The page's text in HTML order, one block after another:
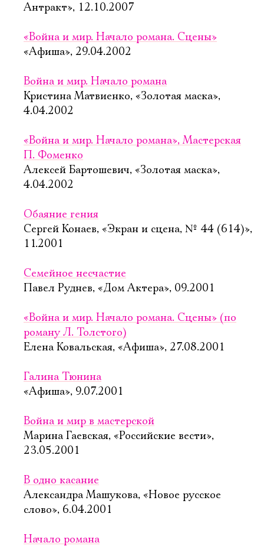
Антракт», 12.10.2007
«Война и мир. Начало романа. Сцены»
«Афиша», 29.04.2002
Война и мир. Начало романа
Кристина Матвиенко, «Золотая маска»,
4.04.2002
«Война и мир. Начало романа», Мастерская
П. Фоменко
Алексей Бартошевич, «Золотая маска»,
4.04.2002
Обаяние гения
Сергей Конаев, «Экран и сцена, № 44 (614)»,
11.2001
Семейное несчастие
Павел Руднев, «Дом Актера», 09.2001
«Война и мир. Начало романа. Сцены» (по
роману Л. Толстого)
Елена Ковальская, «Афиша», 27.08.2001
Галина Тюнина
«Афиша», 9.07.2001
Война и мир в мастерской
Марина Гаевская, «Российские вести»,
23.05.2001
В одно касание
Александра Машукова, «Новое русское
слово», 6.04.2001
Начало романа